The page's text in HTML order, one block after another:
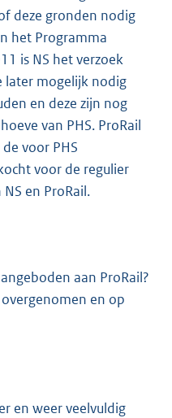
deze gronden nodig
het Programma
is NS het verzoek
later mogelijk nodig
en deze zijn nog
van PHS. ProRail
voor PHS
voor de regulier
en ProRail.
aan ProRail?
en op
en weer veelvuldig